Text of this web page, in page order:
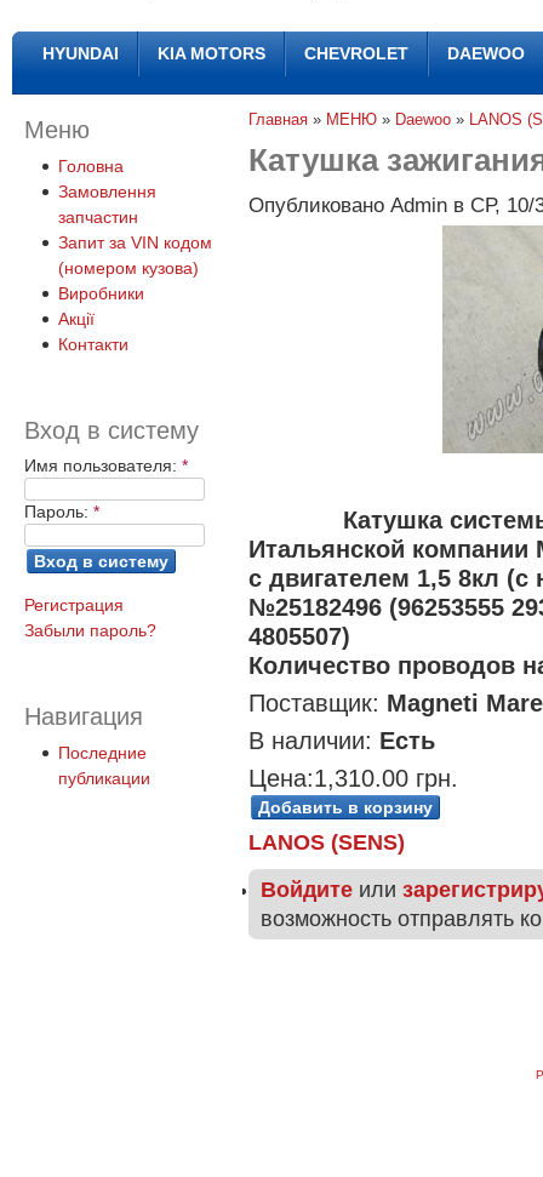
HYUNDAI KIA MOTORS CHEVROLET DAEWOO
Меню
Головна
Замовлення
запчастин
Запит за VIN кодом
(номером кузова)
Виробники
Акції
Контакти
Вход в систему
Имя пользователя: *
Пароль: *
Регистрация
Забыли пароль?
Навигация
Последние
публикации
Главная » МЕНЮ » Daewoo » LANOS
Катушка
Опубликовано Admin в СР, 10/
Катушка
Итальянской компании
с двигателем 1,5 8кл (с
№25182496 (96253555
4805507)
Количество проводов
Поставщик: Magneti
В наличии: Есть
Цена:1,310.00 грн.
LANOS (SENS)
Войдите или
возможность отправлять